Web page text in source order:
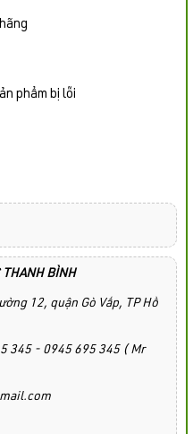
phẩm bị lỗi
THANH BÌNH
12, quận Gò Vấp, TP Hồ
345 - 0945 695 345 ( Mr